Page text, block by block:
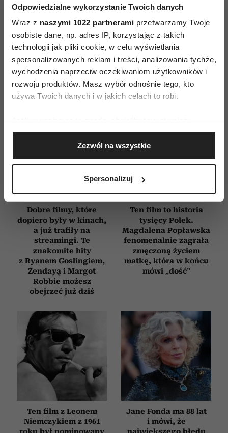
Odpowiedzialne wykorzystanie Twoich danych
Wraz z naszymi 1022 partnerami przetwarzamy Twoje
osobiste dane, np. adres IP, korzystając z takich
technologii jak pliki cookie, w celu wyświetlania
spersonalizowanych reklam i treści, analizowania tychże,
wychodzenia naprzeciw oczekiwaniom użytkowników i
rozwoju produktów. Masz wybór odnośnie tego, kto
używa Twoich danych i w jakich celach to robi.
Gromadzić dane dotyczące Twojej lokalizacji
geograficznej z dokładnością nawet do kilku metrów
Identyfikować Twoje urządzenie, aktywnie
(fingerprinting, czyli wirtualny odcisk palca)
dane są przetwarzane oraz ustaw własne preferencje w
sekcji szczegółów. W Deklaracji plików cookie możesz
zmienić lub wycofać swoją zgodę w dowolnej chwili.
Wykorzystujemy pliki cookie do spersonalizowania treści
i reklam, aby oferować funkcje społecznościowe i
analizować ruch w naszej witrynie. Informacje o tym, jak
korzystasz z naszej witryny, udostępniamy partnerom
Partnerzy mogą połączyć te informacje z innymi danymi
otrzymanymi od Ciebie lub uzyskanymi podczas
korzystania z ich usług.
Zezwól na wszystkie
Spersonalizuj
WYDANIE DRUKOWANE
E-WYDANIE
Dobre filmy, które
dopiero były w kinach,
a już trafiły na
streamingi. Te
znakomite hity
z Ryanem Goslingiem,
Zendayą i Margot
Robbie możesz
obejrzeć już dziś
Ten film to historia
tysięcy Polek.
Magdalena Popławska
fenomenalnie zagrała
zmęczoną życiem
matkę, która w końcu
mówi „dość”
Ten film z Leonem
Niemczykiem z 1961
roku był nominowany
Jane Fonda ma 88 lat
i mówi, że
największego błędu